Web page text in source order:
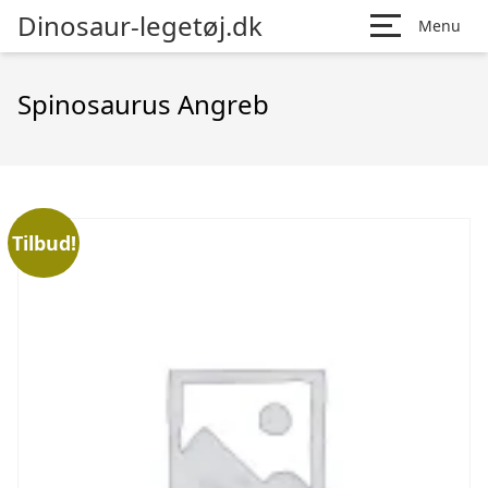
Dinosaur-legetøj.dk Menu
Spinosaurus Angreb
Tilbud!